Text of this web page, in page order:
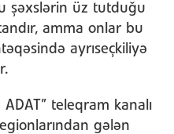
şəxslərin üz tutduğu
amma onlar bu
ayrıseçkiliyə
ADAT” teleqram kanalı
gələn